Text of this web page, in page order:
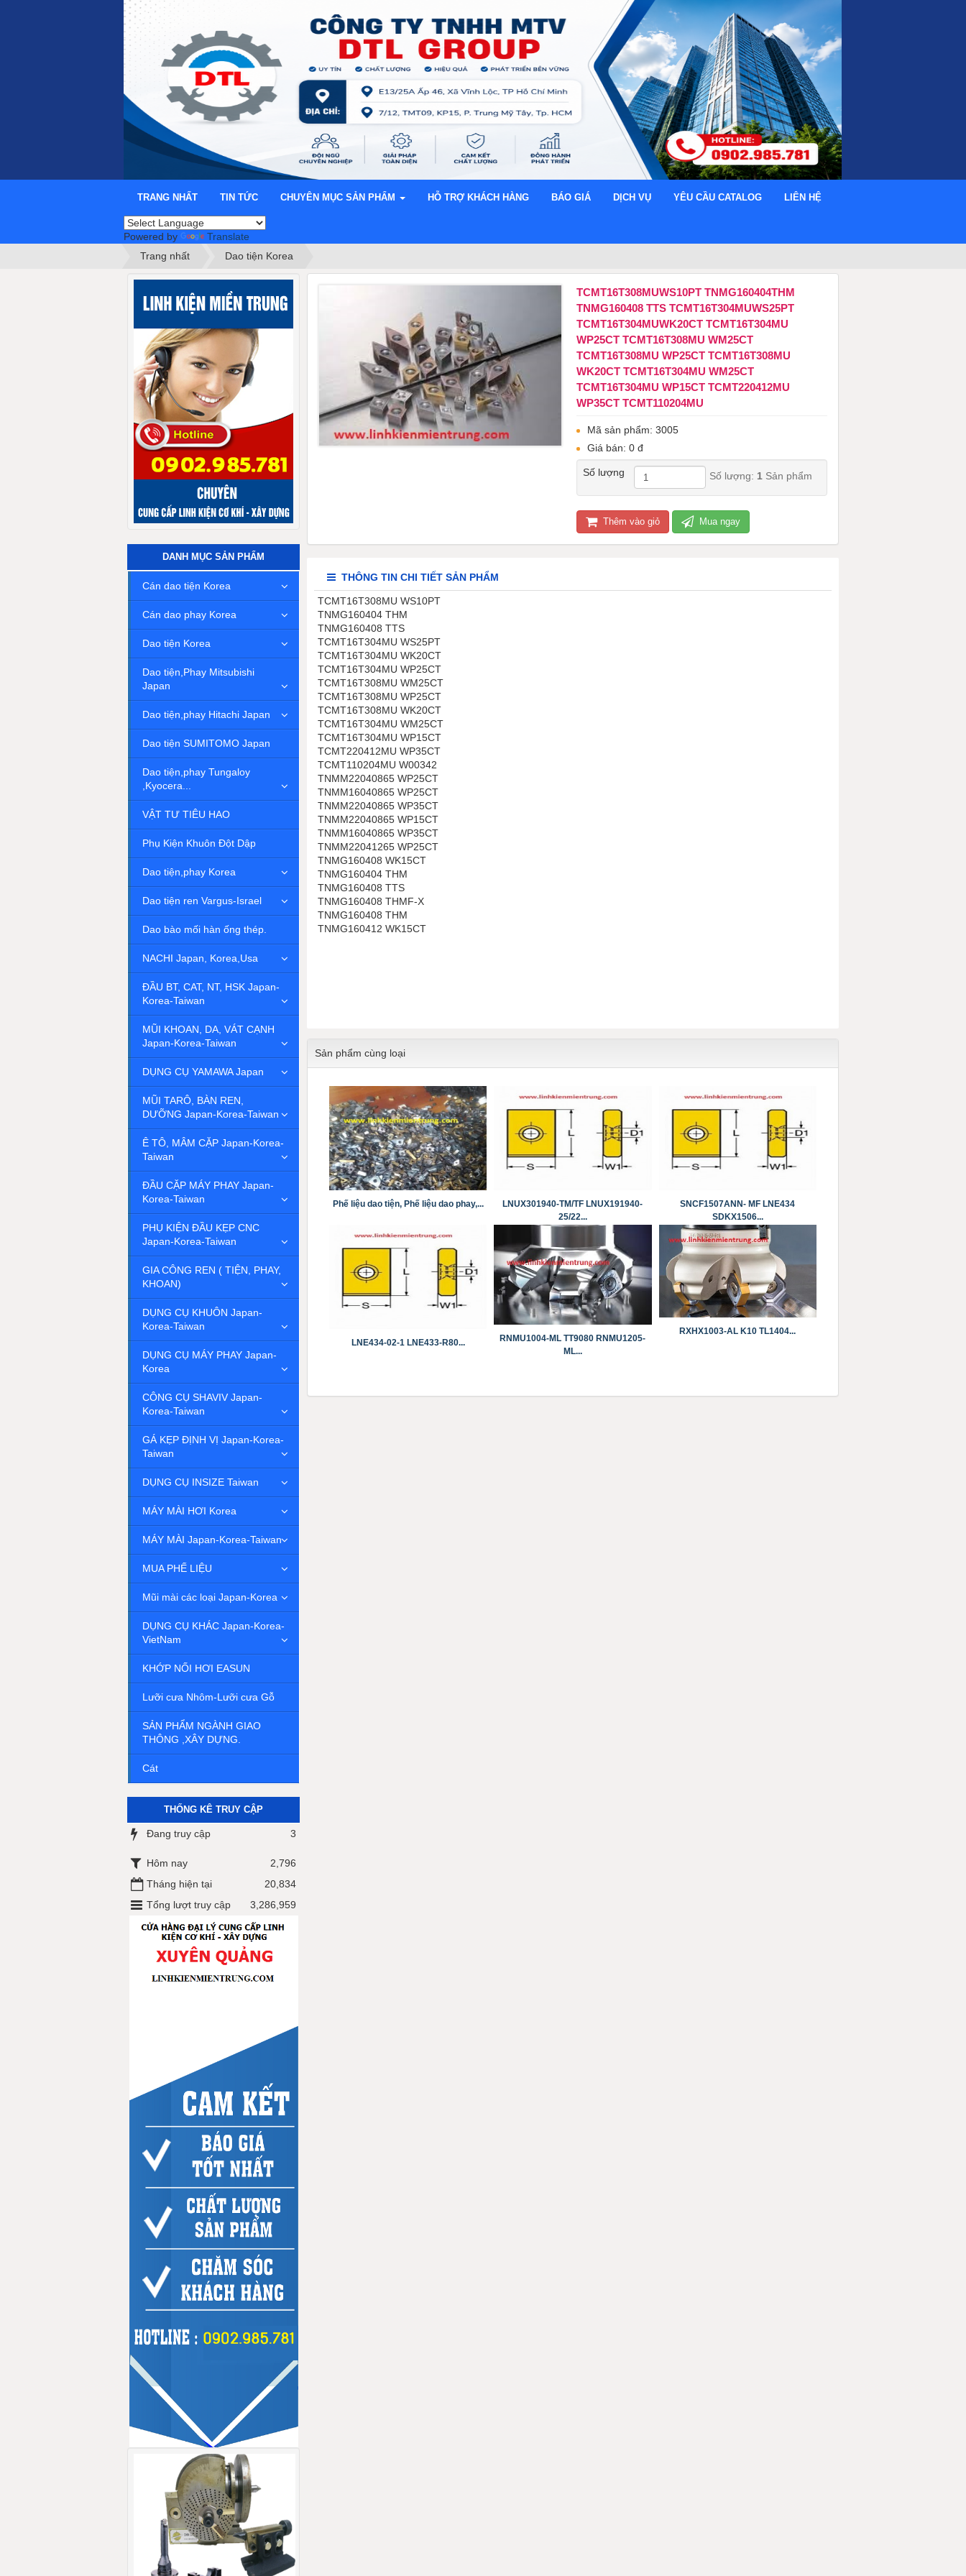
TRANG NHẤT TIN TỨC CHUYÊN MỤC SẢN PHẨM HỖ TRỢ KHÁCH HÀNG BÁO GIÁ DỊCH VỤ YÊU CẦU CATALOG LIÊN HỆ
Powered by
Translate
Trang nhất
Dao tiện Korea
TCMT16T308MUWS10PT TNMG160404THM
TNMG160408 TTS TCMT16T304MUWS25PT
TCMT16T304MUWK20CT TCMT16T304MU
WP25CT TCMT16T308MU WM25CT
TCMT16T308MU WP25CT TCMT16T308MU
WK20CT TCMT16T304MU WM25CT
TCMT16T304MU WP15CT TCMT220412MU
WP35CT TCMT110204MU
Mã sản phẩm: 3005
Giá bán: 0 đ
Số lượng Số lượng: 1 Sản phẩm
Thêm vào giỏ Mua ngay
THÔNG TIN CHI TIẾT SẢN PHẨM
TCMT16T308MU WS10PT
TNMG160404 THM
TNMG160408 TTS
TCMT16T304MU WS25PT
TCMT16T304MU WK20CT
TCMT16T304MU WP25CT
TCMT16T308MU WM25CT
TCMT16T308MU WP25CT
TCMT16T308MU WK20CT
TCMT16T304MU WM25CT
TCMT16T304MU WP15CT
TCMT220412MU WP35CT
TCMT110204MU W00342
TNMM22040865 WP25CT
TNMM16040865 WP25CT
TNMM22040865 WP35CT
TNMM22040865 WP15CT
TNMM16040865 WP35CT
TNMM22041265 WP25CT
TNMG160408 WK15CT
TNMG160404 THM
TNMG160408 TTS
TNMG160408 THMF-X
TNMG160408 THM
TNMG160412 WK15CT
Sản phẩm cùng loại
Phế liệu dao tiện, Phế liệu dao phay,...
LNUX301940-TM/TF LNUX191940-
25/22...
SNCF1507ANN- MF LNE434
SDKX1506...
LNE434-02-1 ​​​​​​​LNE433-R80...
RNMU1004-ML TT9080 ​​​​​​​RNMU1205-
ML...
RXHX1003-AL K10 ​​​​​​​TL1404...
DANH MỤC SẢN PHẨM
Cán dao tiện Korea
Cán dao phay Korea
Dao tiện Korea
Dao tiện,Phay Mitsubishi
Japan
Dao tiện,phay Hitachi Japan
Dao tiện SUMITOMO Japan
Dao tiện,phay Tungaloy
,Kyocera...
VẬT TƯ TIÊU HAO
Phụ Kiện Khuôn Đột Dập
Dao tiện,phay Korea
Dao tiện ren Vargus-Israel
Dao bào mối hàn ống thép.
NACHI Japan, Korea,Usa
ĐẦU BT, CAT, NT, HSK Japan-
Korea-Taiwan
MŨI KHOAN, DA, VÁT CẠNH
Japan-Korea-Taiwan
DỤNG CỤ YAMAWA Japan
MŨI TARÔ, BÀN REN,
DƯỠNG Japan-Korea-Taiwan
Ê TÔ, MÂM CẶP Japan-Korea-
Taiwan
ĐẦU CẶP MÁY PHAY Japan-
Korea-Taiwan
PHỤ KIỆN ĐẦU KẸP CNC
Japan-Korea-Taiwan
GIA CÔNG REN ( TIỆN, PHAY,
KHOAN)
DỤNG CỤ KHUÔN Japan-
Korea-Taiwan
DỤNG CỤ MÁY PHAY Japan-
Korea
CÔNG CỤ SHAVIV Japan-
Korea-Taiwan
GÁ KẸP ĐỊNH VỊ Japan-Korea-
Taiwan
DỤNG CỤ INSIZE Taiwan
MÁY MÀI HƠI Korea
MÁY MÀI Japan-Korea-Taiwan
MUA PHẾ LIỆU
Mũi mài các loại Japan-Korea
DỤNG CỤ KHÁC Japan-Korea-
VietNam
KHỚP NỐI HƠI EASUN
Lưỡi cưa Nhôm-Lưỡi cưa Gỗ
SẢN PHẨM NGÀNH GIAO
THÔNG ,XÂY DỰNG.
Cát
THỐNG KÊ TRUY CẬP
Đang truy cập 3
Hôm nay
2,796
Tháng hiện tại
20,834
Tổng lượt truy cập
3,286,959